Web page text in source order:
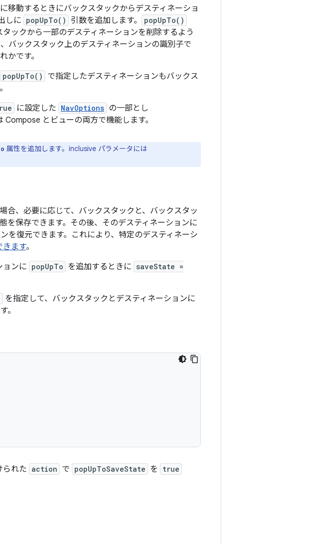
移動するときにバックスタックからデスティネーショ
しに popUpTo() 引数を追加します。 popUpTo()
ックから一部のデスティネーションを削除するよう
バックスタック上のデスティネーションの識別子で
かです。
popUpTo()
で指定したデスティネーションもバックス
に設定した NavOptions の一部とし
Compose とビューの両方で機能します。
属性を追加します。inclusive パラメータには
合、必要に応じて、バックスタックと、バックスタッ
を保存できます。その後、そのデスティネーションに
を復元できます。これにより、特定のデスティネーシ
きます。
ョンに popUpTo を追加するときに saveState =
を指定して、バックスタックとデスティネーションに
。
られた action で popUpToSaveState を true